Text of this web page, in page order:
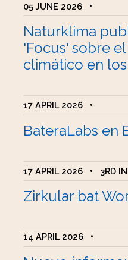
05 JUNE 2026 •
Naturklima
'Focus' sobre
climático en
17 APRIL 2026 •
BateraLabs en
17 APRIL 2026 • 3RD
Zirkular bat
14 APRIL 2026 •